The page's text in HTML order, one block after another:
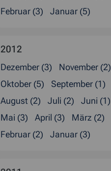
Februar (3)
Januar (5)
2012
Dezember (3)
November (2)
Oktober (5)
September (1)
August (2)
Juli (2)
Juni (1)
Mai (3)
April (3)
März (2)
Februar (2)
Januar (3)